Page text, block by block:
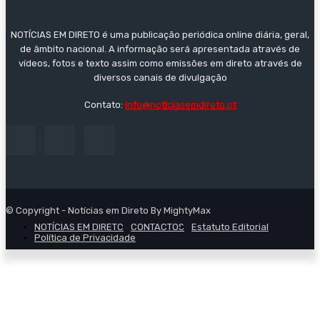
NOTÍCIAS EM DIRETO é uma publicação periódica online diária, geral,
de âmbito nacional. A informação será apresentada através de
vídeos, fotos e texto assim como emissões em direto através de
diversos canais de divulgação
Contato: info@noticiasemdireto.pt
© Copyright - Notícias em Direto By MightyMax
NOTÍCIAS EM DIRETO
CONTACTOS
Estatuto Editorial
Política de Privacidade